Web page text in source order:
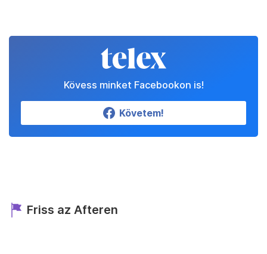
Kövess minket Facebookon is!
Követem!
Friss az Afteren